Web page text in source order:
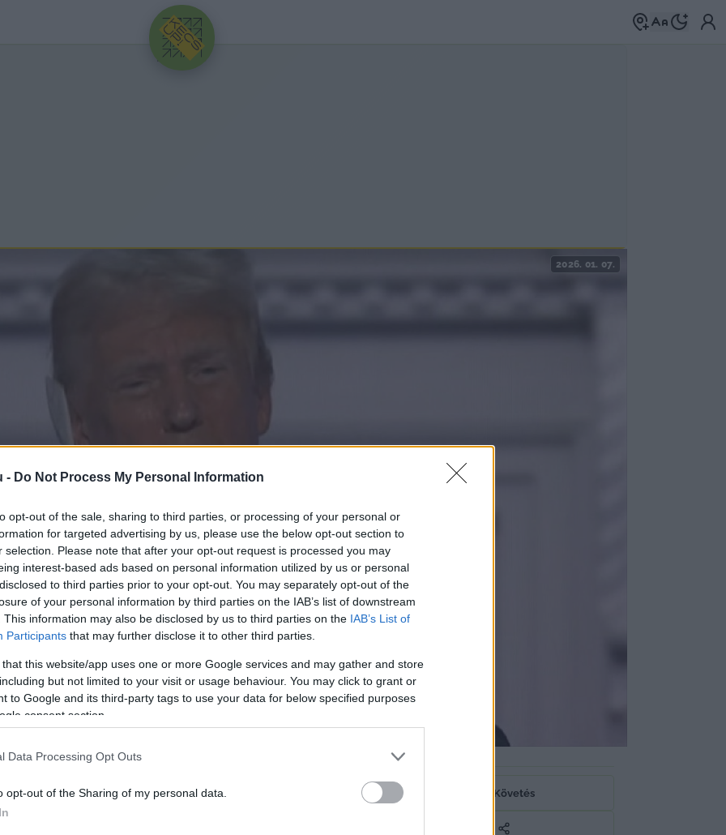
- Do Not Process My Personal Information
opt-out of the sale, sharing to third parties, or processing of your personal or
for targeted advertising by us, please use the below opt-out section to
selection. Please note that after your opt-out request is processed you may
interest-based ads based on personal information utilized by us or personal
to third parties prior to your opt-out. You may separately opt-out of the
of your personal information by third parties on the IAB’s list of downstream
This information may also be disclosed by us to third parties on the IAB’s List of
Participants that may further disclose it to other third parties.
that this website/app uses one or more Google services and may gather and store
but not limited to your visit or usage behaviour. You may click to grant or
to Google and its third-party tags to use your data for below specified purposes
consent section.
Data Processing Opt Outs
opt-out of the Sharing of my personal data.
HIRDETÉS
2026. 01. 07.
célkeresztjébe
L Lapszemle Követés